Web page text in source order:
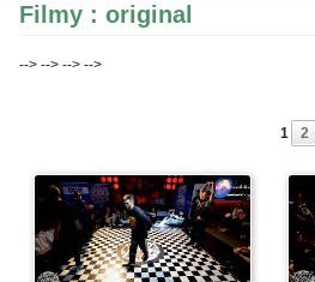
Filmy : original
--> --> --> -->
1 2